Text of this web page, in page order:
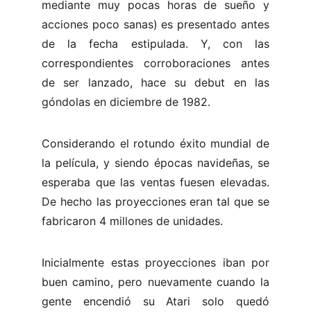
mediante muy pocas horas de sueño y
acciones poco sanas) es presentado antes
de la fecha estipulada. Y, con las
correspondientes corroboraciones antes
de ser lanzado, hace su debut en las
góndolas en diciembre de 1982.
Considerando el rotundo éxito mundial de
la película, y siendo épocas navideñas, se
esperaba que las ventas fuesen elevadas.
De hecho las proyecciones eran tal que se
fabricaron 4 millones de unidades.
Inicialmente estas proyecciones iban por
buen camino, pero nuevamente cuando la
gente encendió su Atari solo quedó